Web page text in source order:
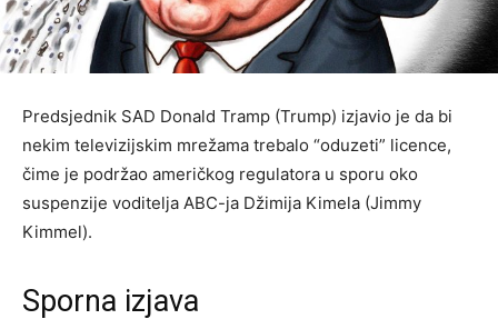
Predsjednik SAD Donald Tramp (Trump) izjavio je da bi
nekim televizijskim mrežama trebalo “oduzeti” licence,
čime je podržao američkog regulatora u sporu oko
suspenzije voditelja ABC-ja Džimija Kimela (Jimmy
Kimmel).
Sporna izjava